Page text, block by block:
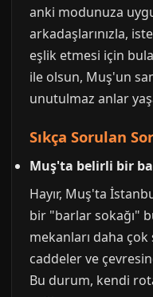
anki modunuza
arkadaşlarınızla,
eşlik etmesi için
ile olsun, Muş'un
unutulmaz anlar
Sıkça Sorulan
Muş'ta belirli bir
Hayır, Muş'ta
bir "barlar sokağı"
mekanları daha
caddeler ve
Bu durum, kendi